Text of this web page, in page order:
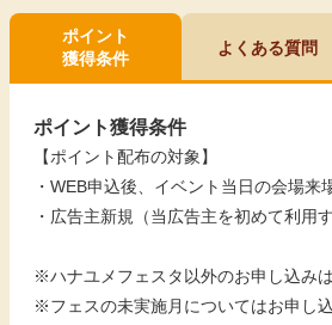
ポイント
獲得条件
よくある質問
ポイント獲得条件
【ポイント配布の対象】
・WEB申込後、イベント当日の会場来
・広告主新規（当広告主を初めて利用す
※ハナユメフェスタ以外のお申し込み
※フェスの未実施月についてはお申し